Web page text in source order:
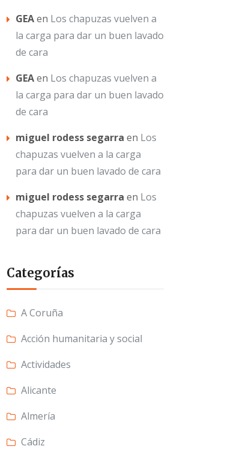
GEAen Los chapuzas vuelven a
la carga para dar un buen lavado
de cara
GEAen Los chapuzas vuelven a
la carga para dar un buen lavado
de cara
miguel rodess segarra en Los
chapuzas vuelven a la carga
para dar un buen lavado de cara
miguel rodess segarra en Los
chapuzas vuelven a la carga
para dar un buen lavado de cara
Categorías
A Coruña
Acción humanitaria y social
Actividades
Alicante
Almería
Cádiz